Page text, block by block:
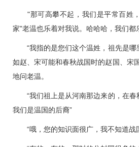
"那可高攀不起，我们是平常百姓
家"老温也乐着对我说。哈哈哈，我们都
“我指的是您们这个温姓，祖先是哪
如赵、宋可能和春秋战国时的赵国、宋
地问老温。
“我们祖上是从河南那边来的，在春
我们是温国的后裔”
“哦，您的知识面很广，我不知道战